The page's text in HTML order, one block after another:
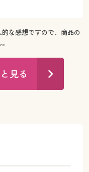
な感想ですので、商品の
見る